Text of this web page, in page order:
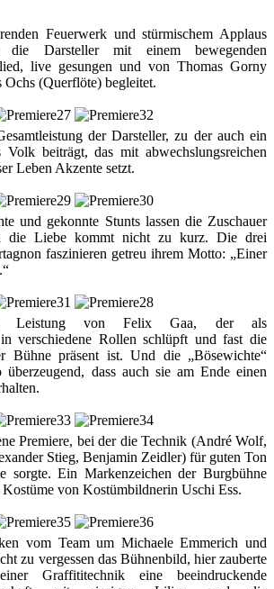
Feuerwerk und stürmischem Applaus
die Darsteller mit einem bewegenden
live gesungen und von Thomas Gorny
(Querflöte) begleitet.
der Darsteller, zu der auch ein
Volk beiträgt, das mit abwechslungsreichen
Leben Akzente setzt.
und gekonnte Stunts lassen die Zuschauer
die Liebe kommt nicht zu kurz. Die drei
faszinieren getreu ihrem Motto: „Einer
Leistung von Felix Gaa, der als
in verschiedene Rollen schlüpft und fast die
Bühne präsent ist. Und die „Bösewichte“
dass auch sie am Ende einen
Premiere, bei der die Technik (André Wolf,
Stieg, Benjamin Zeidler) für guten Ton
sorgte. Ein Markenzeichen der Burgbühne
Kostüme von Kostümbildnerin Uschi Ess.
vom Team um Michaele Emmerich und
zu vergessen das Bühnenbild, hier zauberte
Graffititechnik eine beeindruckende